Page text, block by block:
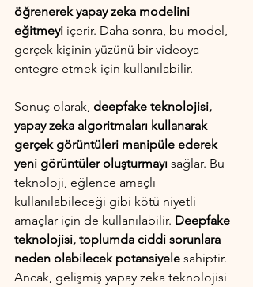
öğrenerek yapay zeka modelini
eğitmeyi içerir. Daha sonra, bu model,
gerçek kişinin yüzünü bir videoya
entegre etmek için kullanılabilir.
Sonuç olarak, deepfake teknolojisi,
yapay zeka algoritmaları kullanarak
gerçek görüntüleri manipüle ederek
yeni görüntüler oluşturmayı sağlar. Bu
teknoloji, eğlence amaçlı
kullanılabileceği gibi kötü niyetli
amaçlar için de kullanılabilir. Deepfake
teknolojisi, toplumda ciddi sorunlara
neden olabilecek potansiyele sahiptir.
Ancak, gelişmiş yapay zeka teknolojisi